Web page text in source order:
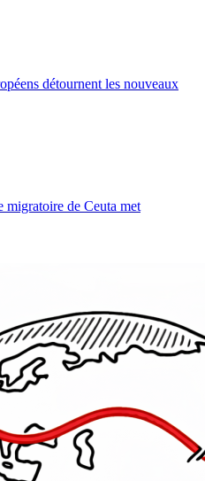
détournent les nouveaux
migratoire de Ceuta met